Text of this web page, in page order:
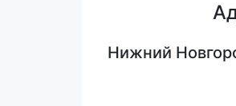
Нижний